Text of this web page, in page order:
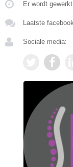
Er wordt
Laatste
Sociale media: